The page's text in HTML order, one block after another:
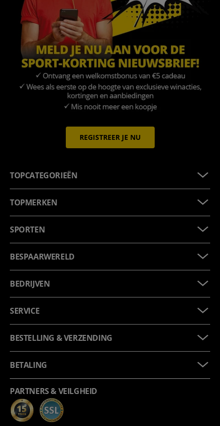
REGISTREER JE NU
TOPCATEGORIEËN
TOPMERKEN
SPORTEN
BESPAARWERELD
BEDRIJVEN
SERVICE
BESTELLING & VERZENDING
BETALING
PARTNERS & VEILGHEID